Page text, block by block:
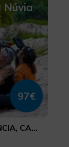
Núvia
97€